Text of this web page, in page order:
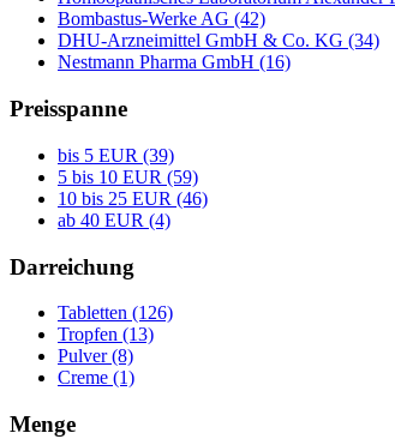
Bombastus-Werke AG (42)
DHU-Arzneimittel GmbH & Co. KG (34)
Nestmann Pharma GmbH (16)
Preisspanne
bis 5 EUR (39)
5 bis 10 EUR (59)
10 bis 25 EUR (46)
ab 40 EUR (4)
Darreichung
Tabletten (126)
Tropfen (13)
Pulver (8)
Creme (1)
Menge